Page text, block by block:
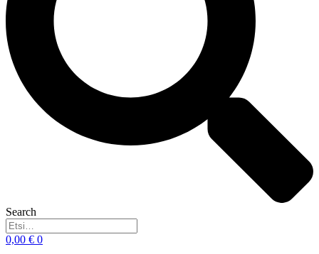
Search
0,00 € 0